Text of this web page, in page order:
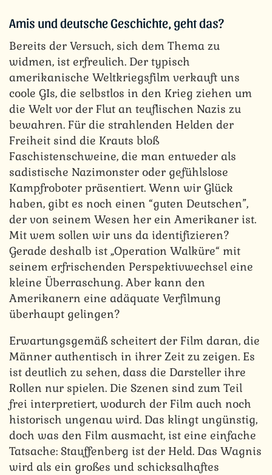
Amis und deutsche Geschichte, geht das?
Bereits der Versuch, sich dem Thema zu
widmen, ist erfreulich. Der typisch
amerikanische Weltkriegsfilm verkauft uns
coole GIs, die selbstlos in den Krieg ziehen um
die Welt vor der Flut an teuflischen Nazis zu
bewahren. Für die strahlenden Helden der
Freiheit sind die Krauts bloß
Faschistenschweine, die man entweder als
sadistische Nazimonster oder gefühlslose
Kampfroboter präsentiert. Wenn wir Glück
haben, gibt es noch einen “guten Deutschen”,
der von seinem Wesen her ein Amerikaner ist.
Mit wem sollen wir uns da identifizieren?
Gerade deshalb ist „Operation Walküre“ mit
seinem erfrischenden Perspektivwechsel eine
kleine Überraschung. Aber kann den
Amerikanern eine adäquate Verfilmung
überhaupt gelingen?
Erwartungsgemäß scheitert der Film daran, die
Männer authentisch in ihrer Zeit zu zeigen. Es
ist deutlich zu sehen, dass die Darsteller ihre
Rollen nur spielen. Die Szenen sind zum Teil
frei interpretiert, wodurch der Film auch noch
historisch ungenau wird. Das klingt ungünstig,
doch was den Film ausmacht, ist eine einfache
Tatsache: Stauffenberg ist der Held. Das Wagnis
wird als ein großes und schicksalhaftes